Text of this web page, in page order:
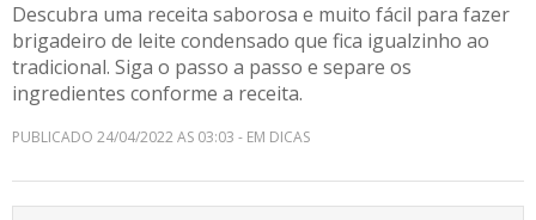
Descubra uma receita saborosa e muito fácil para fazer
brigadeiro de leite condensado que fica igualzinho ao
tradicional. Siga o passo a passo e separe os
ingredientes conforme a receita.
PUBLICADO 24/04/2022 AS 03:03 - EM DICAS